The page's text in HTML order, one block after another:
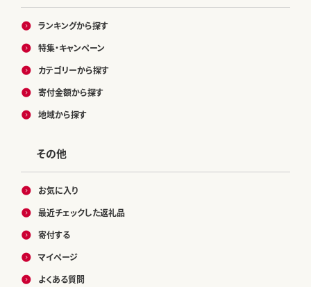
ランキングから探す
特集・キャンペーン
カテゴリーから探す
寄付金額から探す
地域から探す
その他
お気に入り
最近チェックした返礼品
寄付する
マイページ
よくある質問